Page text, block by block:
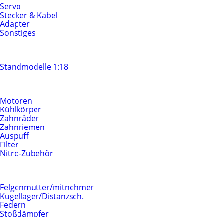
Servo
Stecker & Kabel
Adapter
Sonstiges
Standmodelle 1:18
Motoren
Kühlkörper
Zahnräder
Zahnriemen
Auspuff
Filter
Nitro-Zubehör
Felgenmutter/mitnehmer
Kugellager/Distanzsch.
Federn
Stoßdämpfer